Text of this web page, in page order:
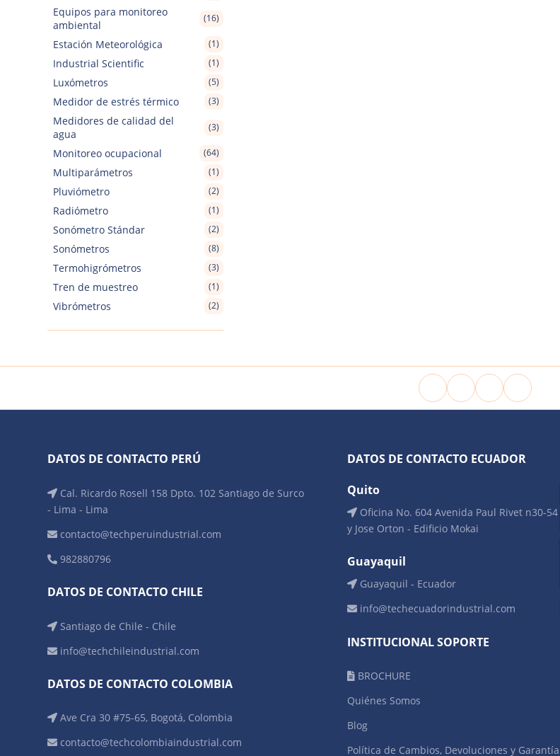
Equipos para monitoreo
ambiental
(16)
Estación Meteorológica (1)
Industrial Scientific (1)
Luxómetros (5)
Medidor de estrés térmico (3)
Medidores de calidad del
agua
(3)
Monitoreo ocupacional (64)
Multiparámetros (1)
Pluviómetro (2)
Radiómetro (1)
Sonómetro Stándar (2)
Sonómetros (8)
Termohigrómetros (3)
Tren de muestreo (1)
Vibrómetros (2)
DATOS DE CONTACTO PERÚ
Cal. Ricardo Rosell 158 Dpto. 102 Santiago de Surco
- Lima - Lima
contacto@techperuindustrial.com
982880796
DATOS DE CONTACTO CHILE
Santiago de Chile - Chile
info@techchileindustrial.com
DATOS DE CONTACTO COLOMBIA
Ave Cra 30 #75-65, Bogotá, Colombia
contacto@techcolombiaindustrial.com
DATOS DE CONTACTO ECUADOR
Quito
Oficina No. 604 Avenida Paul Rivet n30-54
y Jose Orton - Edificio Mokai
Guayaquil
Guayaquil - Ecuador
info@techecuadorindustrial.com
INSTITUCIONAL SOPORTE
BROCHURE
Quiénes Somos
Blog
Política de Cambios, Devoluciones y Garantía